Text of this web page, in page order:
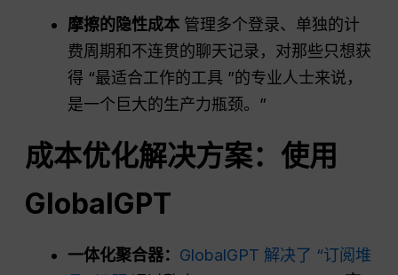
摩擦的隐性成本 管理多个登录、单独的计
费周期和不连贯的聊天记录，对那些只想获
得 “最适合工作的工具 ”的专业人士来说，
是一个巨大的生产力瓶颈。”
成本优化解决方案：使用
GlobalGPT
一体化聚合器： GlobalGPT 解决了 “订阅堆